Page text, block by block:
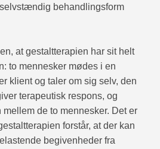
behandlingsform
at gestaltterapien har sit helt
to mennesker mødes i en
klient og taler om sig selv, den
terapeutisk respons, og
de to mennesker. Det er
forstår, at der kan
begivenheder fra